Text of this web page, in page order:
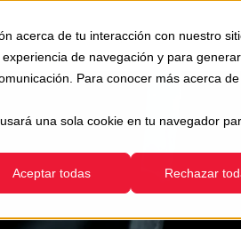
acerca de tu interacción con nuestro
de navegación y para generar
Para conocer más acerca
una sola cookie en tu navegador
Aceptar todas Rechazar
Show submenu for Usada Show submenu for Servicios
Empresa